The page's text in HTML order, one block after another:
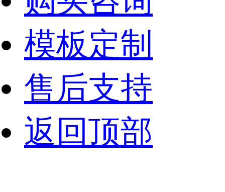
模板定制
售后支持
返回顶部